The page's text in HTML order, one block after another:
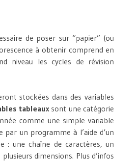
de poser sur “papier” (ou
à obtenir comprend en
niveau les cycles de révision
stockées dans des variables
tableaux sont une catégorie
comme une simple variable
un programme à l’aide d’un
: une chaîne de caractères, un
dimensions. Plus d’infos